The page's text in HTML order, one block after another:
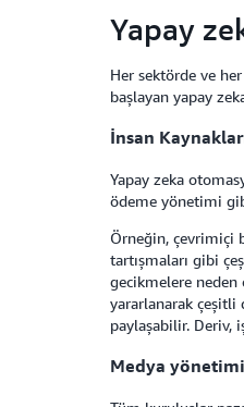
Yapay
Her sektörde ve
başlayan yapay
İnsan
Yapay zeka
ödeme yönetimi
Örneğin, çevrimiçi
tartışmaları gibi
gecikmelere
yararlanarak
paylaşabilir. Deriv,
Medya yönetimi